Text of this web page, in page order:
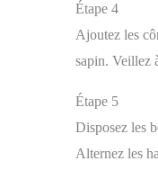
Étape 4
Ajoutez les
sapin. Veillez
Étape 5
Disposez les
Alternez les